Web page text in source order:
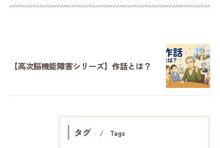
【高次脳機能障害シリーズ】作話とは？
タグ Tags